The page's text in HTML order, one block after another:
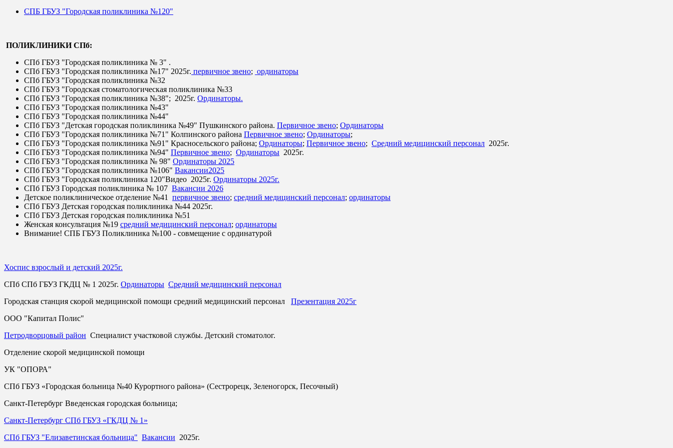
СПБ ГБУЗ "Городская поликлиника №120"
ПОЛИКЛИНИКИ СПб:
СПб ГБУЗ "Городская поликлиника № 3" .
СПб ГБУЗ "Городская поликлиника №17" 2025г. первичное звено; ординаторы
СПб ГБУЗ "Городская поликлиника №32
СПб ГБУЗ "Городская стоматологическая поликлиника №33
СПб ГБУЗ "Городская поликлиника №38"; 2025г. Ординаторы.
СПб ГБУЗ "Городская поликлиника №43"
СПб ГБУЗ "Городская поликлиника №44"
СПб ГБУЗ "Детская городская поликлиника №49" Пушкинского района. Первичное звено; Ординаторы
СПб ГБУЗ "Городская поликлиника №71" Колпинского района Первичное звено; Ординаторы;
СПб ГБУЗ "Городская поликлиника №91" Красносельского района; Ординаторы; Первичное звено; Средний медицинский персонал 2025г.
СПб ГБУЗ "Городская поликлиника №94" Первичное звено; Ординаторы 2025г.
СПб ГБУЗ "Городская поликлиника № 98" Ординаторы 2025
СПб ГБУЗ "Городская поликлиника №106" Вакансии2025
СПб ГБУЗ "Городская поликлиника 120"Видео 2025г. Ординаторы 2025г.
СПб ГБУЗ Городская поликлиника № 107 Вакансии 2026
Детское поликлиническое отделение №41 первичное звено; средний медицинский персонал; ординаторы
СПб ГБУЗ Детская городская поликлиника №44 2025г.
СПб ГБУЗ Детская городская поликлиника №51
Женская консультация №19 средний медицинский персонал; ординаторы
Внимание! СПБ ГБУЗ Поликлиника №100 - совмещение с ординатурой
Хоспис взрослый и детский 2025г.
СПб СПб ГБУЗ ГКДЦ № 1 2025г. Ординаторы Средний медицинский персонал
Городская станция скорой медицинской помощи средний медицинский персонал Презентация 2025г
ООО "Капитал Полис"
Петродворцовый район Специалист участковой службы. Детский стоматолог.
Отделение скорой медицинской помощи
УК "ОПОРА"
СПб ГБУЗ «Городская больница №40 Курортного района» (Сестрорецк, Зеленогорск, Песочный)
Санкт-Петербург Введенская городская больница;
Санкт-Петербург СПб ГБУЗ «ГКДЦ № 1»
СПб ГБУЗ "Елизаветинская больница" Вакансии 2025г.